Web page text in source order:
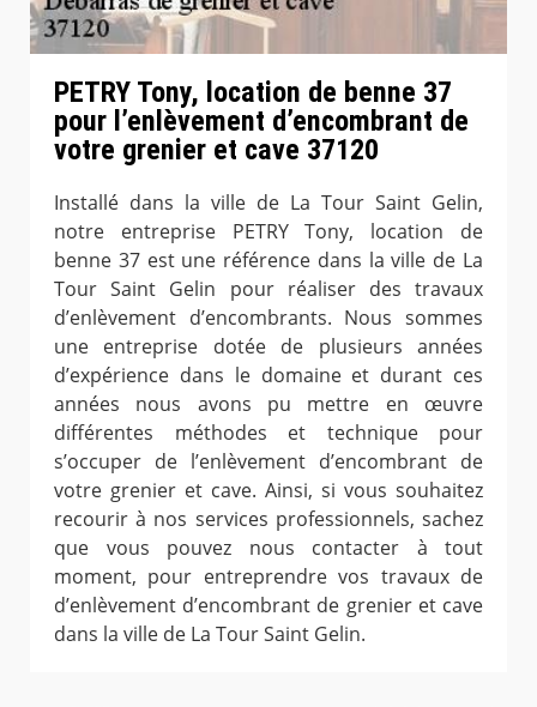
PETRY Tony, location de benne 37
pour l’enlèvement d’encombrant de
votre grenier et cave 37120
Installé dans la ville de La Tour Saint Gelin,
notre entreprise PETRY Tony, location de
benne 37 est une référence dans la ville de La
Tour Saint Gelin pour réaliser des travaux
d’enlèvement d’encombrants. Nous sommes
une entreprise dotée de plusieurs années
d’expérience dans le domaine et durant ces
années nous avons pu mettre en œuvre
différentes méthodes et technique pour
s’occuper de l’enlèvement d’encombrant de
votre grenier et cave. Ainsi, si vous souhaitez
recourir à nos services professionnels, sachez
que vous pouvez nous contacter à tout
moment, pour entreprendre vos travaux de
d’enlèvement d’encombrant de grenier et cave
dans la ville de La Tour Saint Gelin.